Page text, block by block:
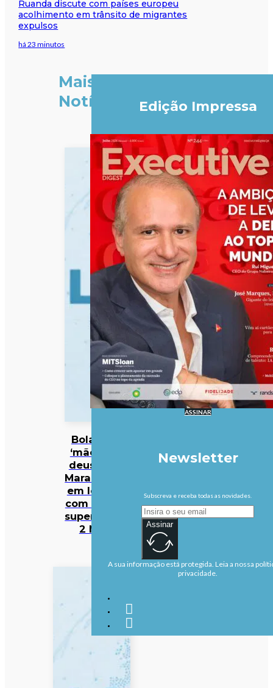
Ruanda discute com países europeu
acolhimento em trânsito de migrantes
expulsos
há 23 minutos
Mais
Notícias
Bola da
‘mão de
deus’ de
Maradona
em leilão
com valor
superior a
2 ME
Edição Impressa
ASSINAR
Newsletter
Subscreva e receba todas as novidades.
Assinar
A sua informação está protegida. Leia a nossa
privacidade.